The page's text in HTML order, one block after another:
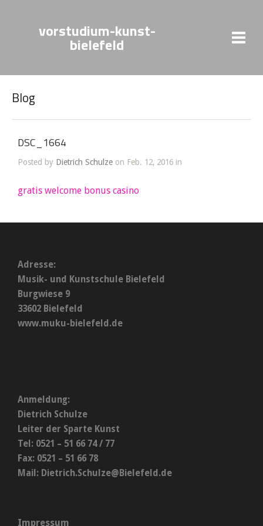
vorstudium-kunst-
bielefeld
Blog
DSC_1664
Posted by Dietrich Schulze on Feb. 12, 2016 in
gratis welcome bonus casino
Adresse:
Musik- und Kunstschule Bielefeld
Burgwiese 9
33602 Bielefeld
www.muku-bielefeld.de
Anmeldung:
Dietrich Schulze
Leiter der Sparte Kunst
Tel: 0521 – 51 66 74 / 77
Fax: 0521 – 51 66 78
Mail: Dietrich.Schulze@Bielefeld.de
Impressum